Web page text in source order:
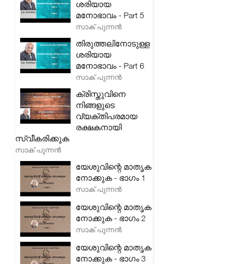
ശരിയായ
മനോഭാവം - Part 5
സാക് പുന്നൻ
തിരുത്തലിനോടുള്ള
ശരിയായ
മനോഭാവം - Part 6
സാക് പുന്നൻ
ക്രിസ്തുവിനെ
നിങ്ങളുടെ
വ്യക്തിപരമായ
രക്ഷകനായി
സ്വീകരിക്കുക
സാക് പുന്നൻ
യേശുവിന്റെ മാതൃക
നോക്കുക - ഭാഗം 1
സാക് പുന്നൻ
യേശുവിന്റെ മാതൃക
നോക്കുക - ഭാഗം 2
സാക് പുന്നൻ
യേശുവിന്റെ മാതൃക
നോക്കുക - ഭാഗം 3